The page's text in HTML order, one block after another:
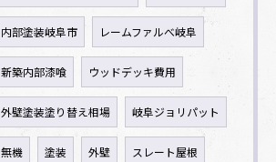
内部塗装岐阜市 レームファルべ岐阜
新築内部漆喰 ウッドデッキ費用
外壁塗装塗り替え相場 岐阜ジョリパット
無機 塗装 外壁 スレート屋根